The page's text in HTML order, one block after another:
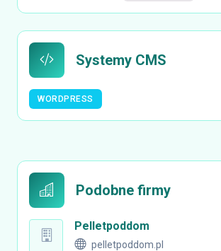
Systemy CMS
WORDPRESS
Podobne firmy
Pelletpoddom
pelletpoddom.pl